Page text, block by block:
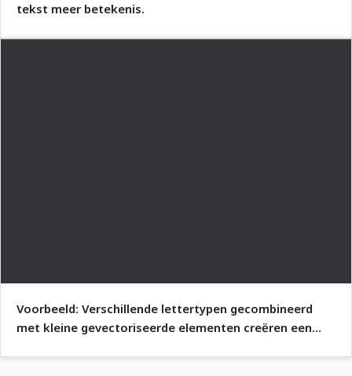
tekst meer betekenis.
Voorbeeld: Verschillende lettertypen gecombineerd
met kleine gevectoriseerde elementen creëren een